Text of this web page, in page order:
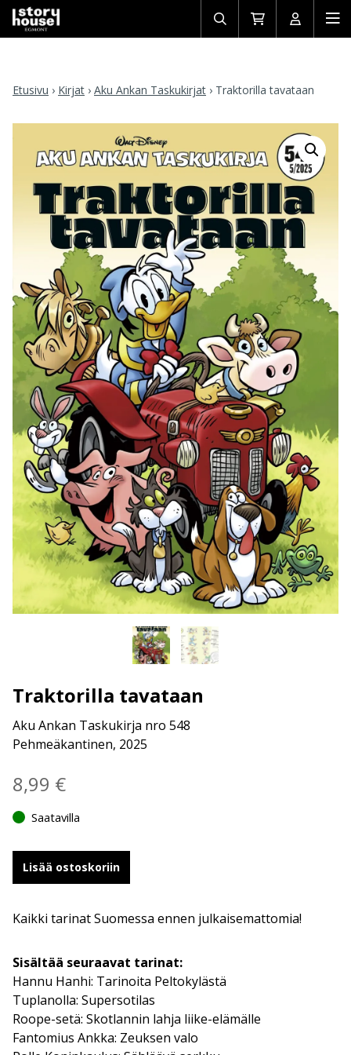
Avaa/sulje
haku
Siirry
ostoskoriin
Avaa/
Etusivu › Kirjat › Aku Ankan Taskukirjat › Traktorilla tavataan
Traktorilla tavataan
Aku Ankan Taskukirja nro 548
Pehmeäkantinen, 2025
8,99 €
Saatavilla
Lisää ostoskoriin
Kaikki tarinat Suomessa ennen julkaisemattomia!
Sisältää seuraavat tarinat:
Hannu Hanhi: Tarinoita Peltokylästä
Tuplanolla: Supersotilas
Roope-setä: Skotlannin lahja liike-elämälle
Fantomius Ankka: Zeuksen valo